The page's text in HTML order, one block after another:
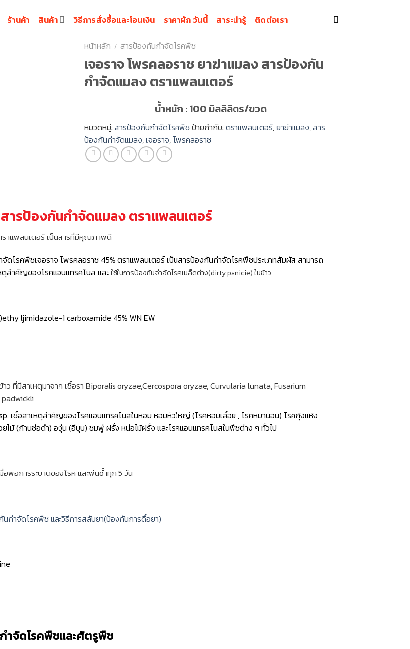
ร้านค้า สินค้า วิธีการสั่งซื้อและโอนเงิน ราคาผัก วันนี้ สาระน่ารู้ ติดต่อเรา
หน้าหลัก / สารป้องกันกำจัดโรคพืช
เจอราจ โพรคลอราช ยาฆ่าแมลง สารป้องกัน
กำจัดแมลง ตราแพลนเตอร์
น้ำหนัก : 100 มิลลิลิตร/ขวด
หมวดหมู่: สารป้องกันกำจัดโรคพืชป้ายกำกับ: ตราแพลนเตอร์,ยาฆ่าแมลง,สาร
ป้องกันกำจัดแมลง,เจอราจ, โพรคลอราช
ารป้องกันกำจัดแมลง ตราแพลนเตอร์
ราแพลนเตอร์ เป็นสารที่มีคุณภาพดี
ดโรคพืชเจอราจ โพรคลอราช 45% ตราแพลนเตอร์ เป็นสารป้องกันกำจัดโรคพืชประเภทสัมผัส สามารถ
ตุสำคัญของโรคแอนแทรคโนส และใช้ในการป้องกันจำจัดโรคเมล็ดต่าง(dirty panicie) ในข้าว
ljimidazole-1 carboxamide 45% WN EW
ว ที่มีสาเหตุมาจาก เชื้อรา Biporalis oryzae,Cercospora oryzae, Curvularia lunata, Fusarium
เชื้อสาเหตุสำคัญของโรคแอนแทรคโนสในหอม หอมหัวใหญ่ (โรคหอมเลื้อย , โรคหมานอน) โรคกุ้งแห้ง
ไม้ (ก้านช่อดำ) องุ่น (อีบุบ) ชมพู่ ฝรั่ง หน่อไม้ฝรั่ง และโรคแอนแทรคโนสในพืชต่าง ๆ ทั่วไป
พอการระบาดของโรค และพ่นซ้ำทุก 5 วัน
นกำจัดโรคพืช และวิธีการสลับยา(ป้องกันการดื้อยา)
ำจัดโรคพืชและศัตรูพืช